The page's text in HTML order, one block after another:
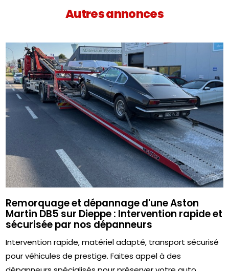
Autres annonces
Remorquage et dépannage d'une Aston
Martin DB5 sur Dieppe : Intervention rapide et
sécurisée par nos dépanneurs
Intervention rapide, matériel adapté, transport sécurisé
pour véhicules de prestige. Faites appel à des